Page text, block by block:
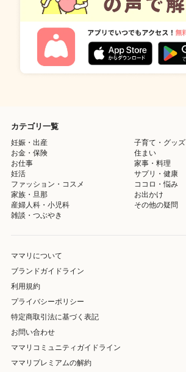
カテゴリ一覧
妊娠・出産
子育て・グッズ
お金・保険
住まい
お仕事
家事・料理
妊活
サプリ・健康
ファッション・コスメ
ココロ・悩み
家族・旦那
お出かけ
産婦人科・小児科
その他の疑問
雑談・つぶやき
ママリについて
ブランドガイドライン
利用規約
プライバシーポリシー
特定商取引法に基づく表記
お問い合わせ
ママリコミュニティガイドライン
ママリプレミアムの解約